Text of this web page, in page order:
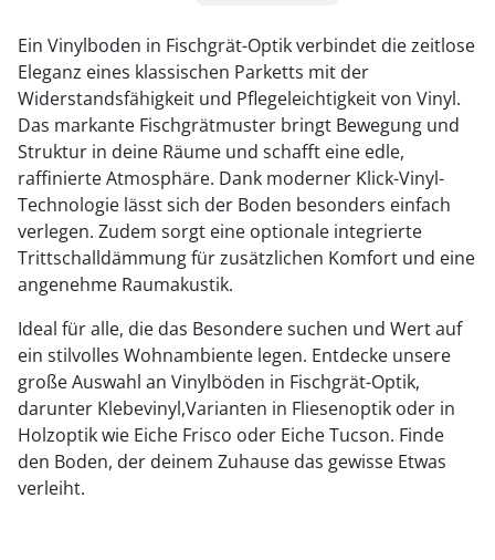
2
3
5
6
Ein Vinylboden in Fischgrät-Optik verbindet die zeitlose
Eleganz eines klassischen Parketts mit der
Widerstandsfähigkeit und Pflegeleichtigkeit von Vinyl.
Das markante Fischgrätmuster bringt Bewegung und
Struktur in deine Räume und schafft eine edle,
raffinierte Atmosphäre. Dank moderner Klick-Vinyl-
Technologie lässt sich der Boden besonders einfach
verlegen. Zudem sorgt eine optionale integrierte
Trittschalldämmung für zusätzlichen Komfort und eine
angenehme Raumakustik.
Ideal für alle, die das Besondere suchen und Wert auf
ein stilvolles Wohnambiente legen. Entdecke unsere
große Auswahl an Vinylböden in Fischgrät-Optik,
darunter Klebevinyl,Varianten in Fliesenoptik oder in
Holzoptik wie Eiche Frisco oder Eiche Tucson. Finde
den Boden, der deinem Zuhause das gewisse Etwas
verleiht.